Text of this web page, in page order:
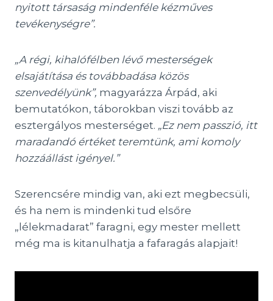
nyitott társaság mindenféle kézműves
tevékenységre”.
„A régi, kihalófélben lévő mesterségek
elsajátítása és továbbadása közös
szenvedélyünk”, magyarázza Árpád, aki
bemutatókon, táborokban viszi tovább az
esztergályos mesterséget. „Ez nem passzió, itt
maradandó értéket teremtünk, ami komoly
hozzáállást igényel.”
Szerencsére mindig van, aki ezt megbecsüli,
és ha nem is mindenki tud elsőre
„lélekmadarat” faragni, egy mester mellett
még ma is kitanulhatja a fafaragás alapjait!